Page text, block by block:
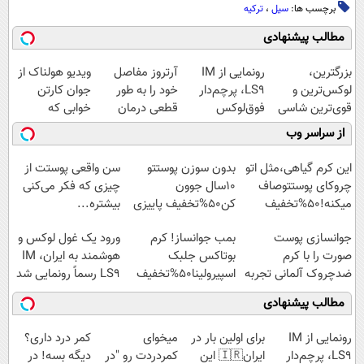
برچسب ها: سیل ، ترکیه
مطالب پیشنهادی
بزرگترین،
لوکس‌ترین و
قوی‌ترین شاسی
بلند EREV در در
ایران رونمایی
شد
رونمایی از IM
LS9، پرچم‌دار
فوق‌لوکس
EREV وارد بازار
ایران شد
آرتروز مفاصل
خود را به طور
قطعی درمان
کنید!
◗پرسش‌نامه◖
ویدیو هولناک از
جوان کارتن
خوابی که
میلیاردر شد.
آموزش رایگان
از سراسر وب
این کرم گیاهی،مثل اتو
چروکای پوستتوصاف
میکنه!50%تخفیف
بدون سوزن پوستتو
10سال جوون
کن50%تخفیف پاییزی
سن واقعی پوستت از
چیزی که فکر می‌کنی
بیشتره...
جوانسازی پوست
صورت را با کرم
ضدچروک آلمانی تجربه
کنید!
بمب جوانساز! کرم
بوتاکس جلبک
اسپیرولینا50%تخفیف
ورود یک غول لوکس و
هوشمند به ایران، IM
LS9 رسماً رونمایی شد
مطالب پیشنهادی
رونمایی از IM
LS9، پرچم‌دار
برای اولین بار در
ایران🇮🇷 این
میخوای
کمردردت رو "در
کمر درد داری؟
دیگه بسه! در